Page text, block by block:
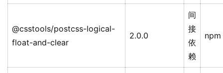
@csstools/postcss-logical-
float-and-clear
2.0.0
间
接
依
赖
npm